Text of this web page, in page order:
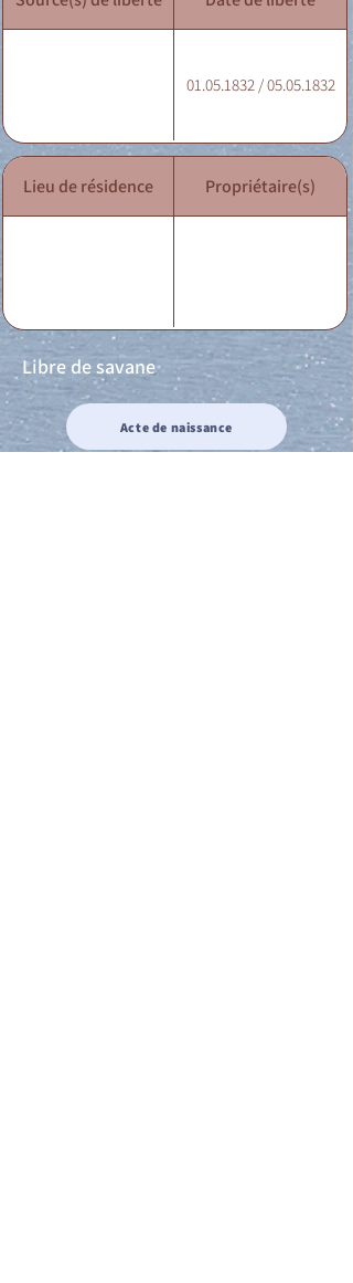
01.05.1832 / 05.05.1832
Lieu de résidence Propriétaire(s)
Libre de savane
Acte de naissance